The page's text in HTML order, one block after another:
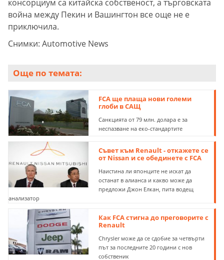
консорциум са китайска собственост, а търговската
война между Пекин и Вашингтон все още не е
приключила.
Снимки: Automotive News
Още по темата:
FCA ще плаща нови големи
глоби в САЩ
Санкцията от 79 млн. долара е за
неспазване на еко-стандартите
Съвет към Renault - откажете се
от Nissan и се обединете с FCA
Наистина ли японците не искат да
останат в алианса и какво може да
предложи Джон Елкан, пита водещ
анализатор
Как FCA стигна до преговорите с
Renault
Chrysler може да се сдобие за четвърти
път за последните 20 години с нов
собственик